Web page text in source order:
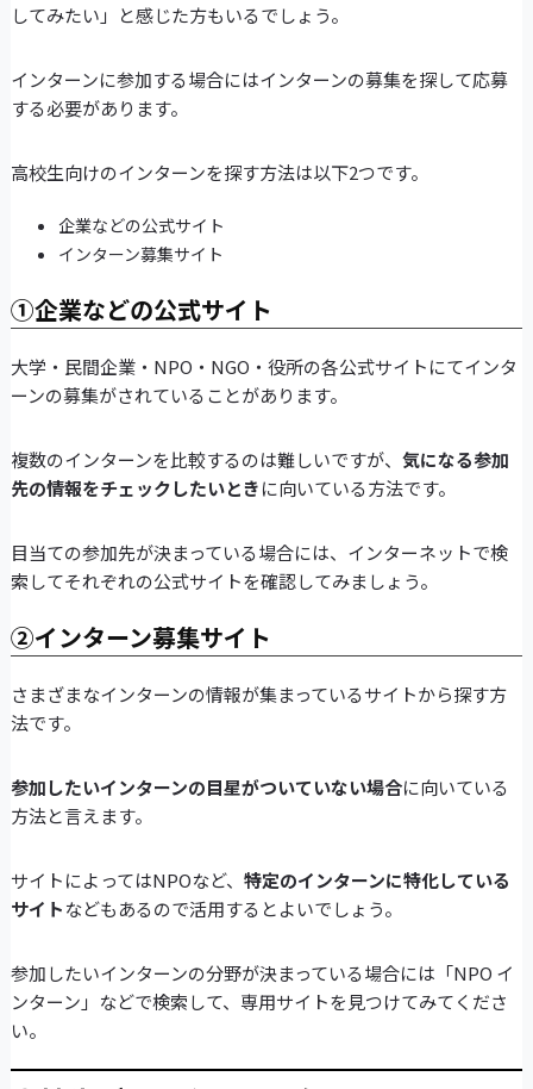
してみたい」と感じた方もいるでしょう。
インターンに参加する場合にはインターンの募集を探して応募
する必要があります。
高校生向けのインターンを探す方法は以下2つです。
企業などの公式サイト
インターン募集サイト
①企業などの公式サイト
大学・民間企業・NPO・NGO・役所の各公式サイトにてインタ
ーンの募集がされていることがあります。
複数のインターンを比較するのは難しいですが、 気になる参加
先の情報をチェックしたいときに向いている方法です。
目当ての参加先が決まっている場合には、インターネットで検
索してそれぞれの公式サイトを確認してみましょう。
②インターン募集サイト
さまざまなインターンの情報が集まっているサイトから探す方
法です。
参加したいインターンの目星がついていない場合に向いている
方法と言えます。
サイトによってはNPOなど、 特定のインターンに特化している
サイトなどもあるので活用するとよいでしょう。
参加したいインターンの分野が決まっている場合には「NPO イ
ンターン」などで検索して、専用サイトを見つけてみてくださ
い。